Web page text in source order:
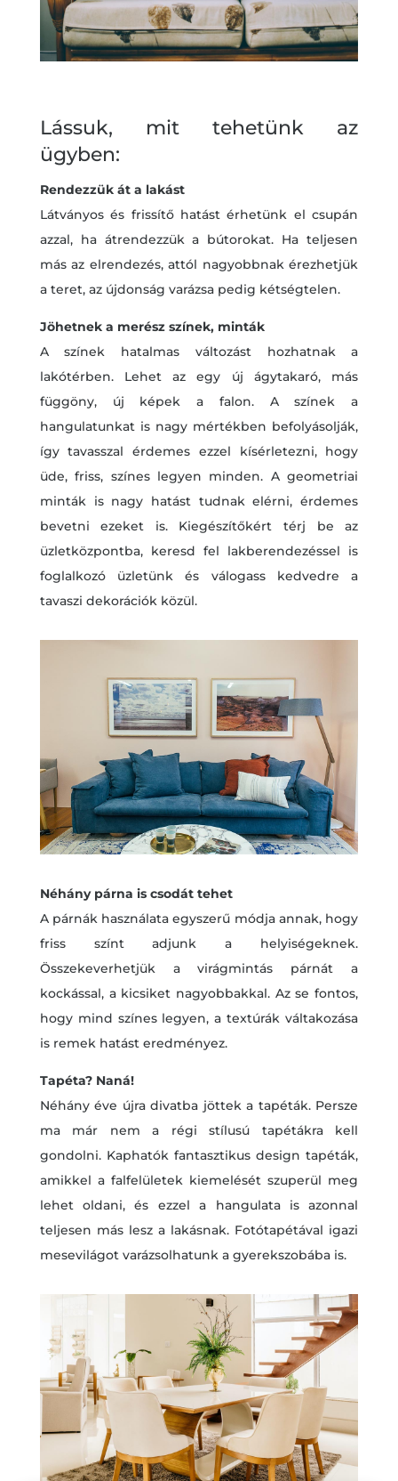
Lássuk, mit tehetünk az
ügyben:
Rendezzük át a lakást
Látványos és frissítő hatást érhetünk el csupán
azzal, ha átrendezzük a bútorokat. Ha teljesen
más az elrendezés, attól nagyobbnak érezhetjük
a teret, az újdonság varázsa pedig kétségtelen.
Jöhetnek a merész színek, minták
A színek hatalmas változást hozhatnak a
lakótérben. Lehet az egy új ágytakaró, más
függöny, új képek a falon. A színek a
hangulatunkat is nagy mértékben befolyásolják,
így tavasszal érdemes ezzel kísérletezni, hogy
üde, friss, színes legyen minden. A geometriai
minták is nagy hatást tudnak elérni, érdemes
bevetni ezeket is. Kiegészítőkért térj be az
üzletközpontba, keresd fel lakberendezéssel is
foglalkozó üzletünk és válogass kedvedre a
tavaszi dekorációk közül.
Néhány párna is csodát tehet
A párnák használata egyszerű módja annak, hogy
friss színt adjunk a helyiségeknek.
Összekeverhetjük a virágmintás párnát a
kockással, a kicsiket nagyobbakkal. Az se fontos,
hogy mind színes legyen, a textúrák váltakozása
is remek hatást eredményez.
Tapéta? Naná!
Néhány éve újra divatba jöttek a tapéták. Persze
ma már nem a régi stílusú tapétákra kell
gondolni. Kaphatók fantasztikus design tapéták,
amikkel a falfelületek kiemelését szuperül meg
lehet oldani, és ezzel a hangulata is azonnal
teljesen más lesz a lakásnak. Fotótapétával igazi
mesevilágot varázsolhatunk a gyerekszobába is.